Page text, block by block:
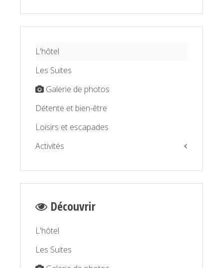
L'hôtel
Les Suites
Galerie de photos
Détente et bien-être
Loisirs et escapades
Activités
La Balagne par la terre
Détente et bien être
Découvrir
L'hôtel
Les Suites